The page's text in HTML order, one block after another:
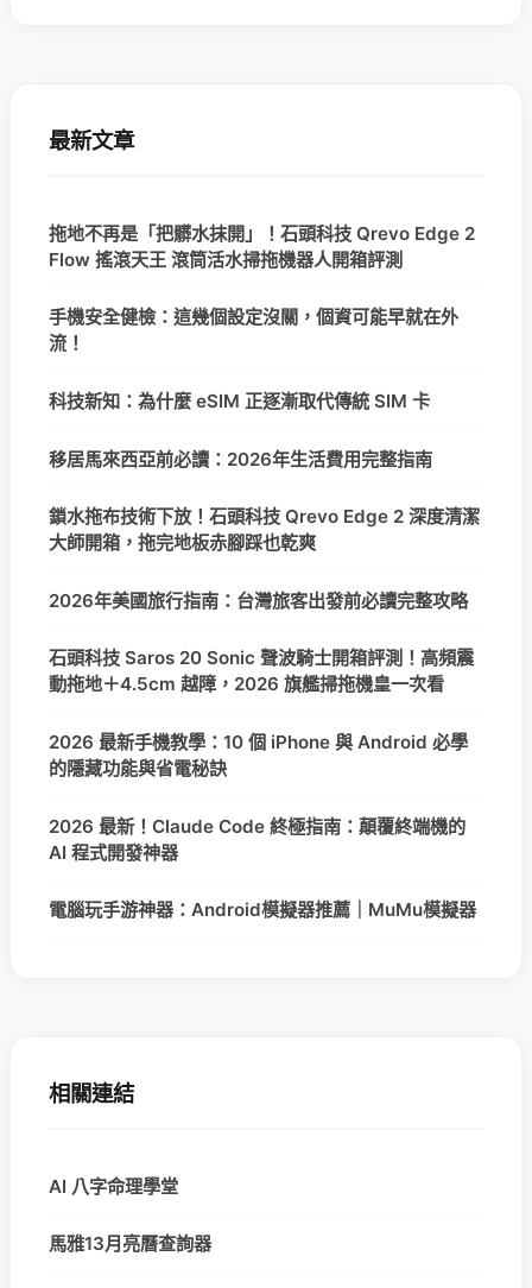
最新文章
拖地不再是「把髒水抹開」！石頭科技 Qrevo Edge 2
Flow 搖滾天王 滾筒活水掃拖機器人開箱評測
手機安全健檢：這幾個設定沒關，個資可能早就在外
流！
科技新知：為什麼 eSIM 正逐漸取代傳統 SIM 卡
移居馬來西亞前必讀：2026年生活費用完整指南
鎖水拖布技術下放！石頭科技 Qrevo Edge 2 深度清潔
大師開箱，拖完地板赤腳踩也乾爽
2026年美國旅行指南：台灣旅客出發前必讀完整攻略
石頭科技 Saros 20 Sonic 聲波騎士開箱評測！高頻震
動拖地＋4.5cm 越障，2026 旗艦掃拖機皇一次看
2026 最新手機教學：10 個 iPhone 與 Android 必學
的隱藏功能與省電秘訣
2026 最新！Claude Code 終極指南：顛覆終端機的
AI 程式開發神器
電腦玩手游神器：Android模擬器推薦｜MuMu模擬器
相關連結
AI 八字命理學堂
馬雅13月亮曆查詢器